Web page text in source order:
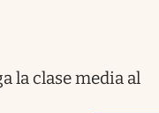
la clase media al